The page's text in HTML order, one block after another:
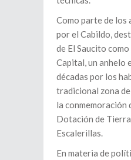
Como parte de los
por el Cabildo,
de El Saucito
Capital, un anhelo
décadas por los
tradicional zona
la conmemoración
Dotación de
Escalerillas.
En materia de